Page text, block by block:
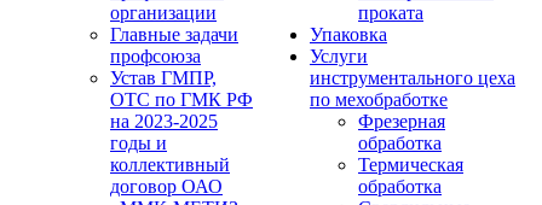
организации
Главные задачи
профсоюза
Устав ГМПР,
ОТС по ГМК РФ
на 2023-2025
годы и
коллективный
договор ОАО
проката
Упаковка
Услуги
инструментального цеха
по мехобработке
Фрезерная
обработка
Термическая
обработка